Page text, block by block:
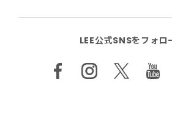
LEE公式SNSをフォロ